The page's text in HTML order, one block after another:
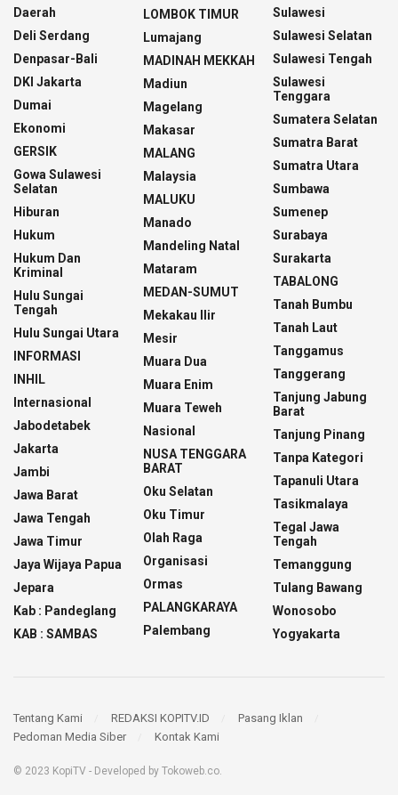
Daerah
Deli Serdang
Denpasar-Bali
DKI Jakarta
Dumai
Ekonomi
GERSIK
Gowa Sulawesi
Selatan
Hiburan
Hukum
Hukum Dan
Kriminal
Hulu Sungai
Tengah
Hulu Sungai Utara
INFORMASI
INHIL
Internasional
Jabodetabek
Jakarta
Jambi
Jawa Barat
Jawa Tengah
Jawa Timur
Jaya Wijaya Papua
Jepara
Kab : Pandeglang
KAB : SAMBAS
LOMBOK TIMUR
Lumajang
MADINAH MEKKAH
Madiun
Magelang
Makasar
MALANG
Malaysia
MALUKU
Manado
Mandeling Natal
Mataram
MEDAN-SUMUT
Mekakau Ilir
Mesir
Muara Dua
Muara Enim
Muara Teweh
Nasional
NUSA TENGGARA
BARAT
Oku Selatan
Oku Timur
Olah Raga
Organisasi
Ormas
PALANGKARAYA
Palembang
Sulawesi
Sulawesi Selatan
Sulawesi Tengah
Sulawesi
Tenggara
Sumatera Selatan
Sumatra Barat
Sumatra Utara
Sumbawa
Sumenep
Surabaya
Surakarta
TABALONG
Tanah Bumbu
Tanah Laut
Tanggamus
Tanggerang
Tanjung Jabung
Barat
Tanjung Pinang
Tanpa Kategori
Tapanuli Utara
Tasikmalaya
Tegal Jawa
Tengah
Temanggung
Tulang Bawang
Wonosobo
Yogyakarta
Tentang Kami REDAKSI KOPITV.ID
Pasang Iklan
Pedoman Media Siber
Kontak Kami
© 2023 KopiTV - Developed by Tokoweb.co.